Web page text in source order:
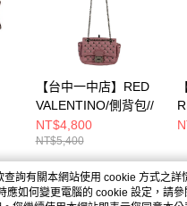
【台中一中店】RED
VALENTINO/側背包//
NT$4,800
NT$5,400
詢有關本網站使用 cookie 方式之詳
應如何變更電腦的 cookie 設定，請參